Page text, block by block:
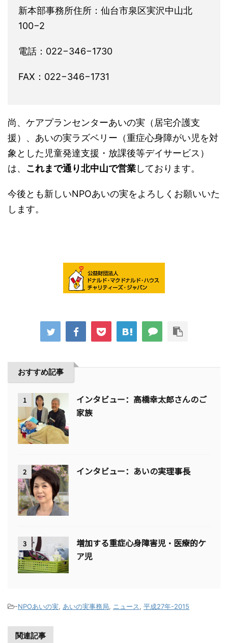
新本部事務所住所：仙台市泉区実沢中山北
100−2
電話：022−346−1730
FAX：022−346−1731
尚、ケアプランセンターあいの実（居宅介護支
援）、あいの実ラズベリー（重症心身障がい児を対
象とした児童発達支援・放課後等デイサービス）
は、 これまで通り北中山で営業しております。
今後とも新しいNPOあいの実をよろしくお願いいた
します。
おすすめ記事
1
インタビュー：高橋幸太郎さんのご
家族
2 インタビュー：あいの実理事長
3
増加する重症心身障害児・医療的ケ
ア児
-NPOあいの実, あいの実事務局, ニュース, 平成27年-2015
関連記事